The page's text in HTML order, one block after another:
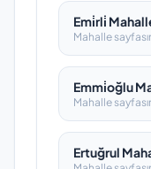
Emi̇rli̇
Mahalle
Emmi̇oğlu
Mahalle
Ertuğrul